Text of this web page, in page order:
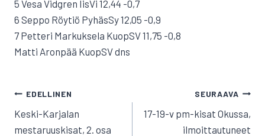
5 Vesa Vidgren IisVi 12,44 -0,7
6 Seppo Röytiö PyhäsSy 12,05 -0,9
7 Petteri Markuksela KuopSV 11,75 -0,8
Matti Aronpää KuopSV dns
ARTIKKELIEN
SELAUS
EDELLINEN
Keski-Karjalan
mestaruuskisat, 2. osa
SEURAAVA
17-19-v pm-kisat Okussa,
ilmoittautuneet